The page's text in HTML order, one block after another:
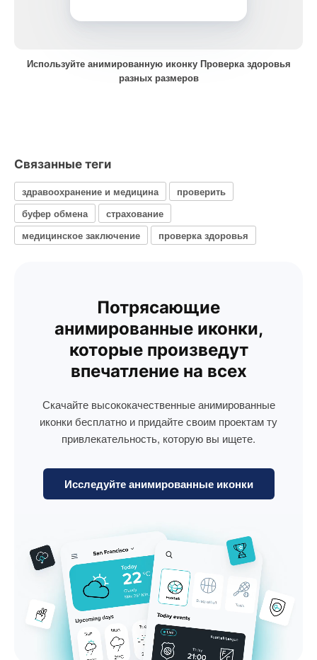
Используйте анимированную иконку Проверка здоровья
разных размеров
Связанные теги
здравоохранение и медицина
проверить
буфер обмена
страхование
медицинское заключение
проверка здоровья
Потрясающие
анимированные иконки,
которые произведут
впечатление на всех
Скачайте высококачественные анимированные
иконки бесплатно и придайте своим проектам ту
привлекательность, которую вы ищете.
Исследуйте анимированные иконки